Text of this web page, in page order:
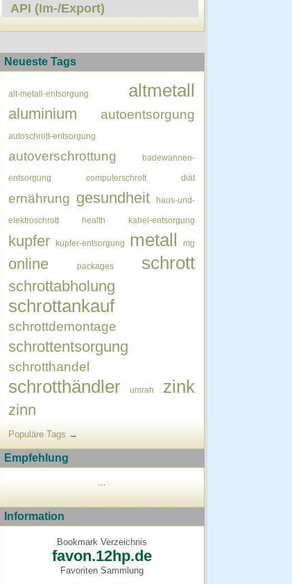
API (Im-/Export)
Neueste Tags
alt-metall-entsorgung altmetall
aluminium autoentsorgung
autoschrott-entsorgung
autoverschrottung badewannen-
entsorgung computerschrott diät
ernährung gesundheit haus-und-
elektroschrott health kabel-entsorgung
kupfer kupfer-entsorgung metall mg
online packages schrott
schrottabholung
schrottankauf
schrottdemontage
schrottentsorgung
schrotthandel
schrotthändler umrah zink
zinn
Populäre Tags →
Empfehlung
Information
Bookmark Verzeichnis
favon.12hp.de
Favoriten Sammlung